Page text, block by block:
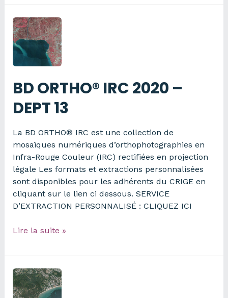
2020
20
cm
–
DEPT
13
BD ORTHO® IRC 2020 –
DEPT 13
La BD ORTHO® IRC est une collection de
mosaïques numériques d’orthophotographies en
Infra-Rouge Couleur (IRC) rectifiées en projection
légale Les formats et extractions personnalisées
sont disponibles pour les adhérents du CRIGE en
cliquant sur le lien ci dessous. SERVICE
D’EXTRACTION PERSONNALISÉ : CLIQUEZ ICI
BD
IRC
2020
–
DEPT
Lire la suite »